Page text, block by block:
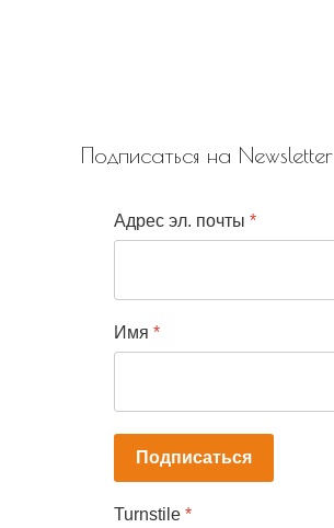
Подписаться на Newsletter
Адрес эл. почты *
Имя *
Подписаться
Turnstile *